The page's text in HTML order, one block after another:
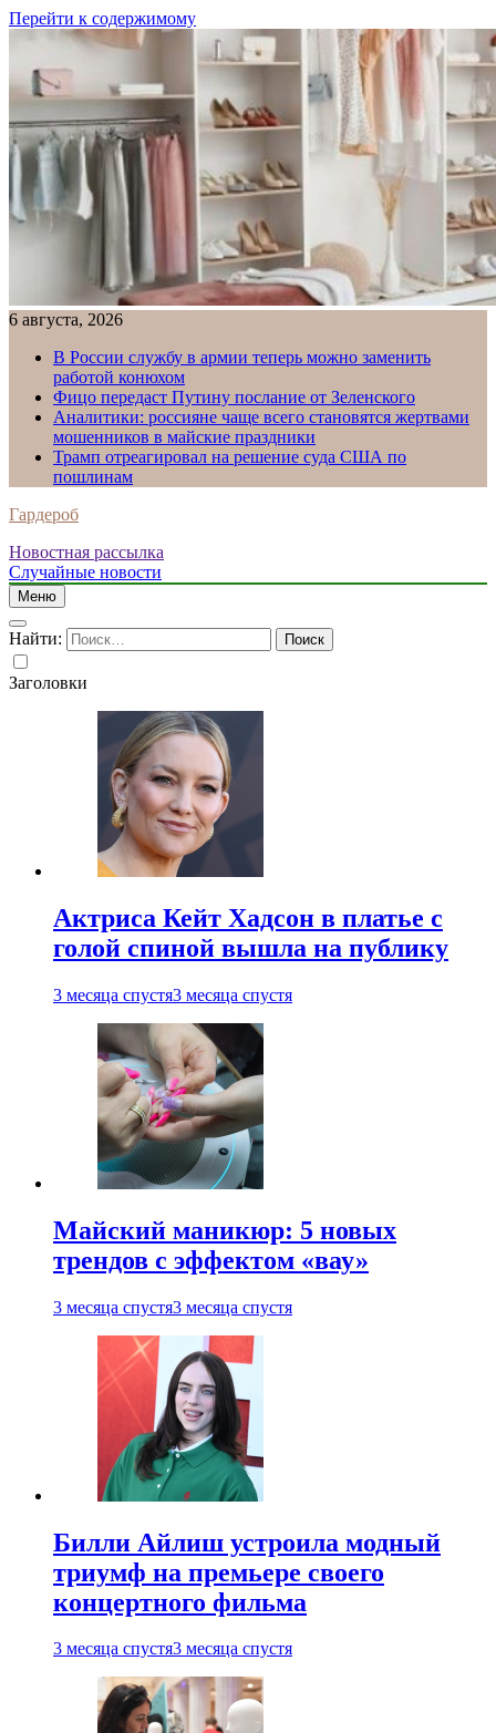
Перейти к содержимому
6 августа, 2026
В России службу в армии теперь можно заменить
работой конюхом
Фицо передаст Путину послание от Зеленского
Аналитики: россияне чаще всего становятся жертвами
мошенников в майские праздники
Трамп отреагировал на решение суда США по
пошлинам
Гардероб
Новостная рассылка
Случайные новости
Меню
Найти:
Заголовки
Актриса Кейт Хадсон в платье с
голой спиной вышла на публику
3 месяца спустя3 месяца спустя
Майский маникюр: 5 новых
трендов с эффектом «вау»
3 месяца спустя3 месяца спустя
Билли Айлиш устроила модный
триумф на премьере своего
концертного фильма
3 месяца спустя3 месяца спустя